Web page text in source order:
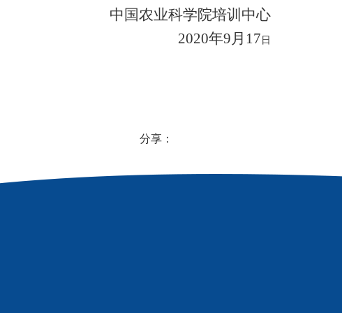
中国农业科学院培训中心
2020年9月17 日
分享：